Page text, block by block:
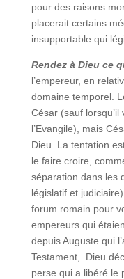
pour des raisons
placerait certains
insupportable qui
Rendez à Dieu ce
l’empereur, en
domaine temporel.
César (sauf lorsqu’il
l’Evangile), mais
Dieu. La tentation
le faire croire,
séparation dans les
législatif et
forum romain pour
empereurs qui
depuis Auguste qui
Testament, Dieu
perse qui a libéré le